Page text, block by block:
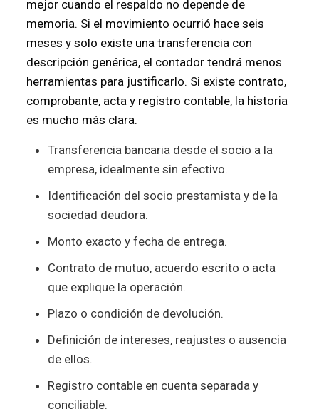
mejor cuando el respaldo no depende de
memoria. Si el movimiento ocurrió hace seis
meses y solo existe una transferencia con
descripción genérica, el contador tendrá menos
herramientas para justificarlo. Si existe contrato,
comprobante, acta y registro contable, la historia
es mucho más clara.
Transferencia bancaria desde el socio a la
empresa, idealmente sin efectivo.
Identificación del socio prestamista y de la
sociedad deudora.
Monto exacto y fecha de entrega.
Contrato de mutuo, acuerdo escrito o acta
que explique la operación.
Plazo o condición de devolución.
Definición de intereses, reajustes o ausencia
de ellos.
Registro contable en cuenta separada y
conciliable.